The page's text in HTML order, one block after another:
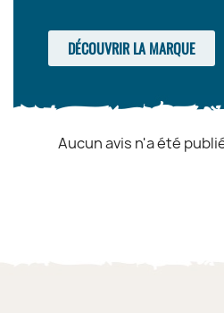
DÉCOUVRIR LA MARQUE
Aucun avis n'a été